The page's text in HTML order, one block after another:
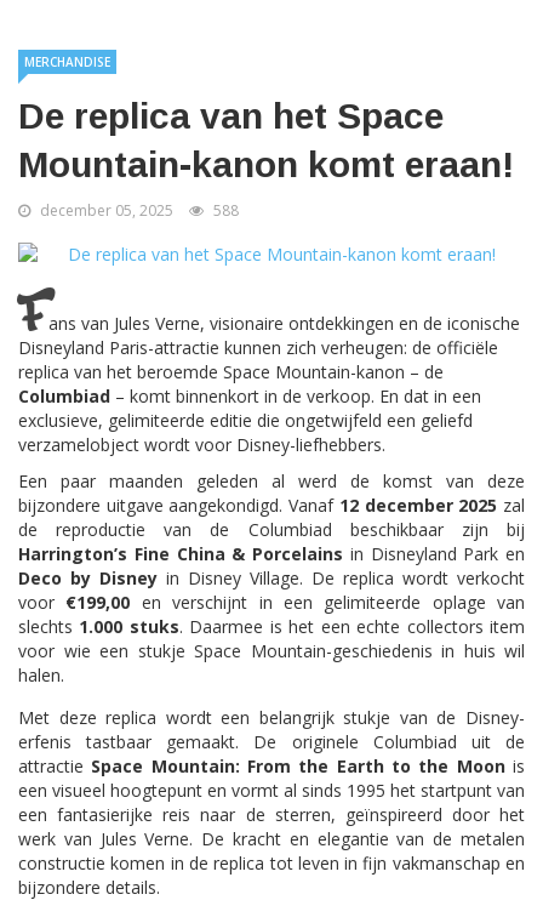
MERCHANDISE
De replica van het Space
Mountain-kanon komt eraan!
december 05, 2025 588
F ans van Jules Verne, visionaire ontdekkingen en de iconische
Disneyland Paris-attractie kunnen zich verheugen: de officiële
replica van het beroemde Space Mountain-kanon – de
Columbiad – komt binnenkort in de verkoop. En dat in een
exclusieve, gelimiteerde editie die ongetwijfeld een geliefd
verzamelobject wordt voor Disney-liefhebbers.
Een paar maanden geleden al werd de komst van deze
bijzondere uitgave aangekondigd. Vanaf 12 december 2025 zal
de reproductie van de Columbiad beschikbaar zijn bij
Harrington’s Fine China & Porcelains in Disneyland Park en
Deco by Disney in Disney Village. De replica wordt verkocht
voor €199,00 en verschijnt in een gelimiteerde oplage van
slechts 1.000 stuks. Daarmee is het een echte collectors item
voor wie een stukje Space Mountain-geschiedenis in huis wil
halen.
Met deze replica wordt een belangrijk stukje van de Disney-
erfenis tastbaar gemaakt. De originele Columbiad uit de
attractie Space Mountain: From the Earth to the Moonis
een visueel hoogtepunt en vormt al sinds 1995 het startpunt van
een fantasierijke reis naar de sterren, geïnspireerd door het
werk van Jules Verne. De kracht en elegantie van de metalen
constructie komen in de replica tot leven in fijn vakmanschap en
bijzondere details.